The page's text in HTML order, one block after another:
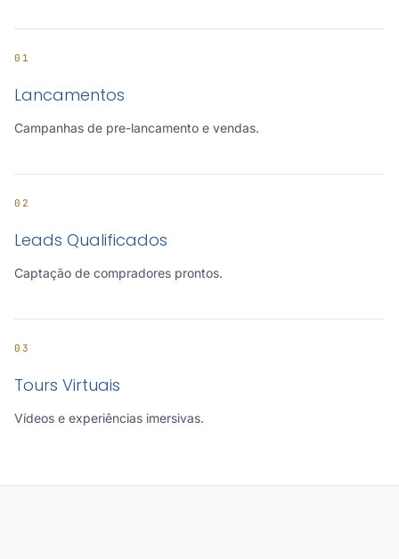
01
Lancamentos
Campanhas de pre-lancamento e vendas.
02
Leads Qualificados
Captação de compradores prontos.
03
Tours Virtuais
Vídeos e experiências imersivas.